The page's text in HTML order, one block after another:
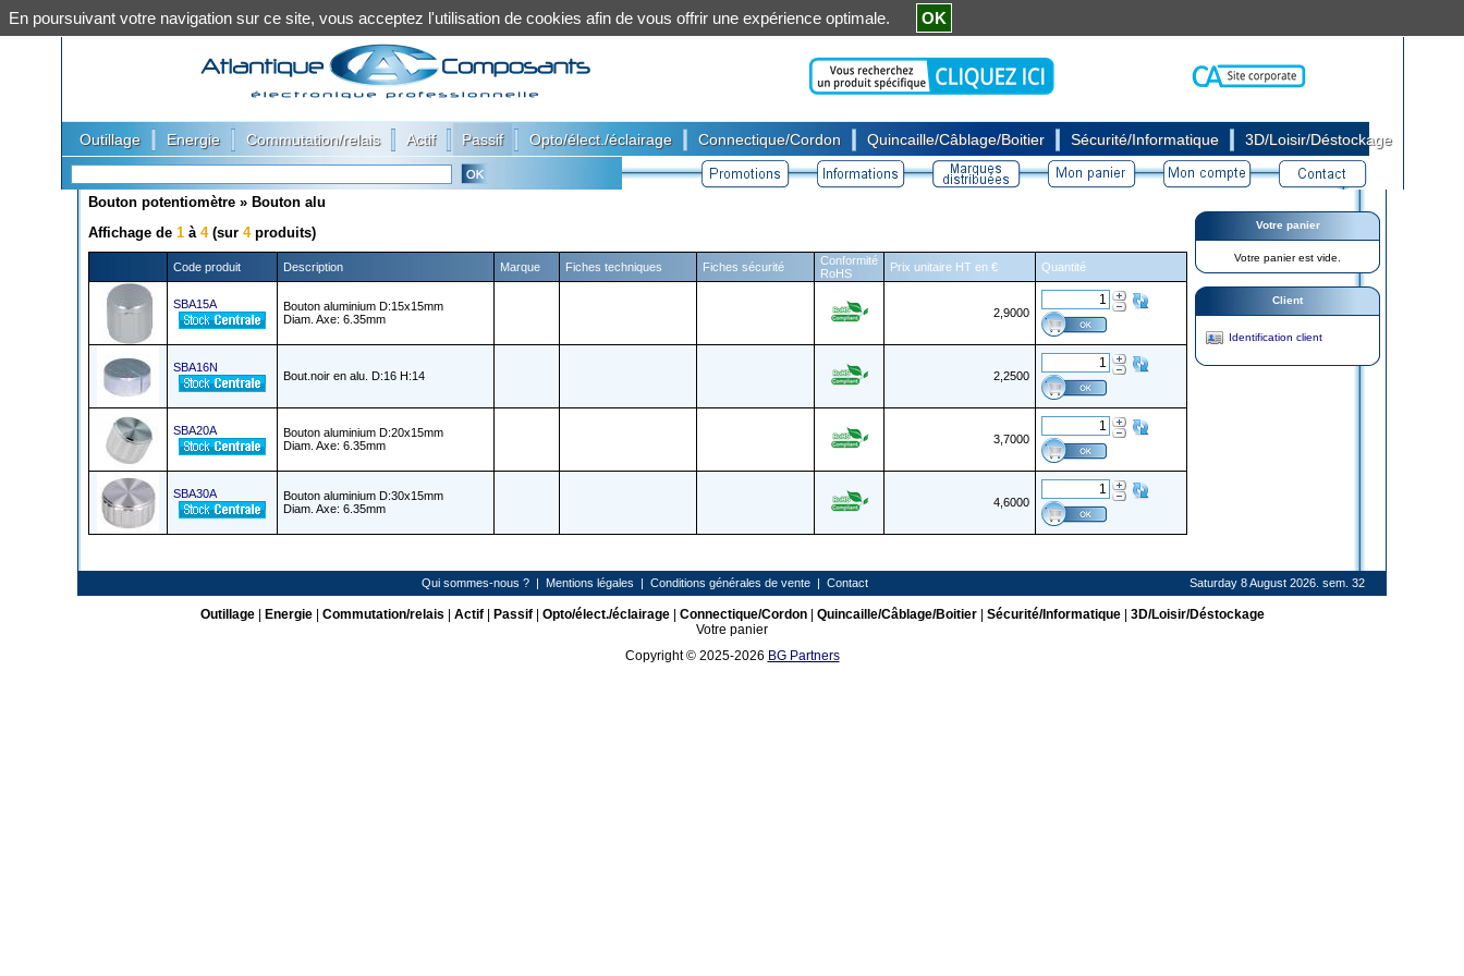
Outillage Energie Commutation/relais Actif Passif Opto/élect./éclairage Connectique/Cordon Quincaille/Câblage/Boitier Sécurité/Informatique 3D/Loisir/Déstockage
Bouton potentiomètre » Bouton alu
Affichage de 1 à 4(sur 4produits)
Code produit Description Marque Fiches techniques Fiches sécurité
Conformité
RoHS
Prix unitaire HT en € Quantité
SBA15A
Bouton aluminium D:15x15mm
Diam. Axe: 6.35mm
2,9000
SBA16N
Bout.noir en alu. D:16 H:14 2,2500
SBA20A
Bouton aluminium D:20x15mm
Diam. Axe: 6.35mm
3,7000
SBA30A
Bouton aluminium D:30x15mm
Diam. Axe: 6.35mm
4,6000
Votre panier
Votre panier est vide.
Client
Identification client
Qui sommes-nous ?| Mentions légales | Conditions générales de vente| Contact Saturday 8 August 2026. sem. 32
Outillage| Energie| Commutation/relais Actif| Passif| Opto/élect./éclairage| Connectique/Cordon| Quincaille/Câblage/Boitier| Sécurité/Informatique| 3D/Loisir/Déstockage
Votre panier
Copyright © 2025-2026 BG Partners
En poursuivant votre navigation sur ce site, vous acceptez l'utilisation de cookies afin de vous offrir une expérience optimale. OK